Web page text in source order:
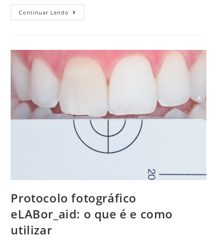
Continuar Lendo
Protocolo fotográfico
eLABor_aid: o que é e como
utilizar